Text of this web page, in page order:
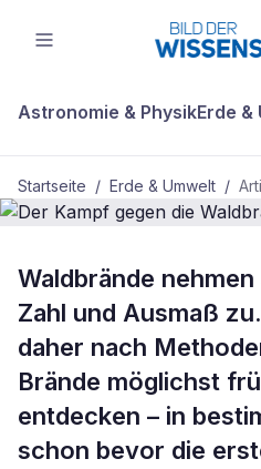
Astronomie & PhysikErde &
Startseite / Erde & Umwelt /
Der Kampf gegen
Waldbrände
Zahl und Ausmaß
daher nach
Brände möglichst
entdecken – in
schon bevor die